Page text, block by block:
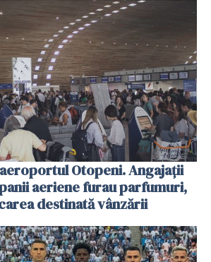
Otopeni. Angajații
aeriene furau parfumuri,
destinată vânzării